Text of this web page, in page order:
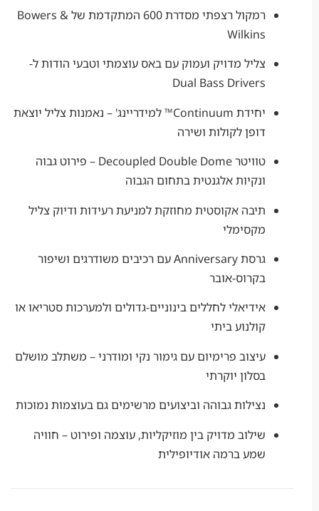
רמקול רצפתי מסדרת 600 המתקדמת של Bowers &
צליל מדויק ועמוק עם באס עוצמתי וטבעי הודות ל-
Dual Bass Drivers
יחידת Continuum™ למידריינג' – נאמנות צליל יוצאת
דופן לקולות ושירה
טוויטר Decoupled Double Dome – פירוט גבוה
ונקיות אלגנטית בתחום הגבוה
תיבה אקוסטית מחוזקת למניעת רעידות ודיוק צליל
גרסת Anniversary עם רכיבים משודרגים ושיפור
בקרוס-אובר
אידיאלי לחללים בינוניים-גדולים ולמערכות סטריאו או
קולנוע ביתי
עיצוב פרימיום עם גימור נקי ומודרני – משתלב מושלם
בסלון יוקרתי
נצילות גבוהה וביצועים מרשימים גם בעוצמות נמוכות
שילוב מדויק בין מוזיקליות, עוצמה ופירוט – חוויה
שמע ברמה אודיופילית